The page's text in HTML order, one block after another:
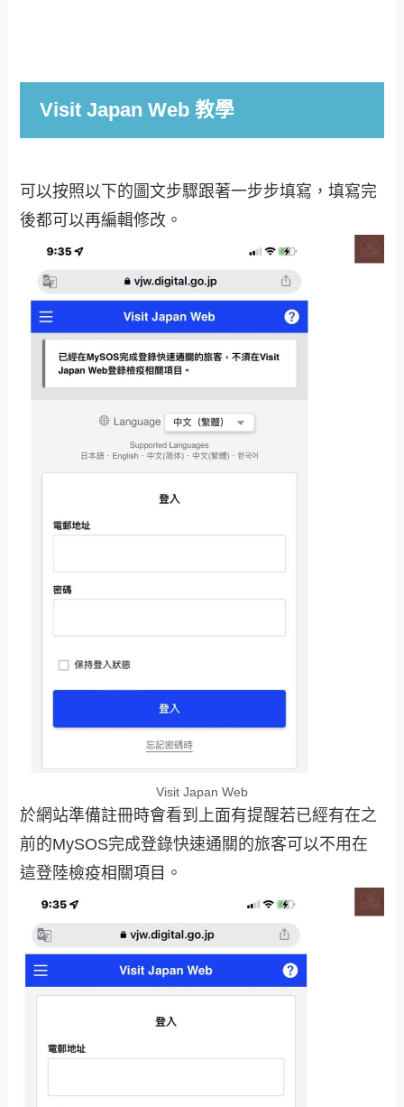
Visit Japan Web 教學
可以按照以下的圖文步驟跟著一步步填寫，填寫完
後都可以再編輯修改。
Visit Japan Web
於網站準備註冊時會看到上面有提醒若已經有在之
前的MySOS完成登錄快速通關的旅客可以不用在
這登陸檢疫相關項目。